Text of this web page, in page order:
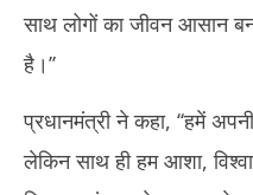
साथ लोगों का जीवन आसान
है।’’
प्रधानमंत्री ने कहा, ‘‘हमें
लेकिन साथ ही हम आशा,